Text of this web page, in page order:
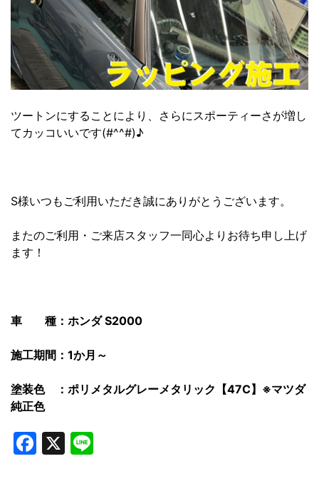
ツートンにすることにより、さらにスポーティーさが増し
てカッコいいです(#^^#)♪
S様いつもご利用いただき誠にありがとうございます。
またのご利用・ご来店スタッフ一同心よりお待ち申し上げ
ます！
車 種：ホンダ S2000
施工期間：1か月～
塗装色 ：ポリメタルグレーメタリック【47C】※マツダ
純正色
Facebook
X